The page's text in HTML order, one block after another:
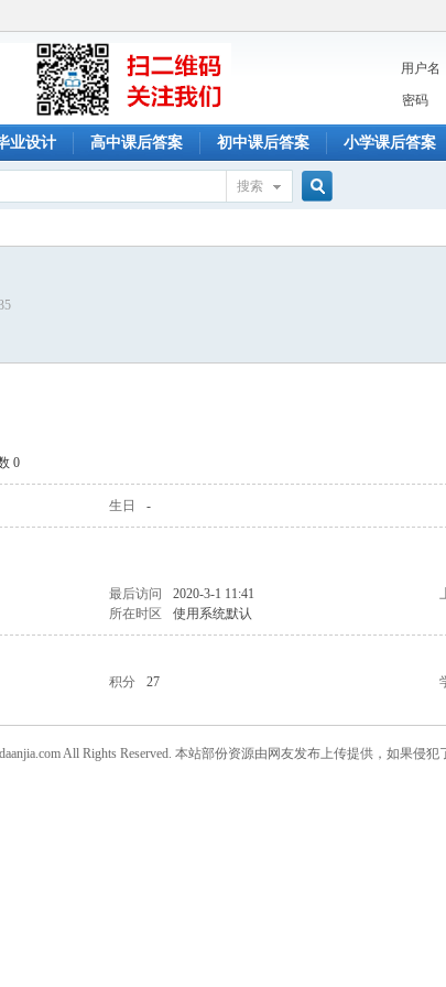
用户名
密码
业设计 高中课后答案 初中课后答案 小学课后答案
搜索
0
生日 -
最后访问 2020-3-1 11:41
所在时区 使用系统默认
积分 27
All Rights Reserved. 本站部份资源由网友发布上传提供，如果侵